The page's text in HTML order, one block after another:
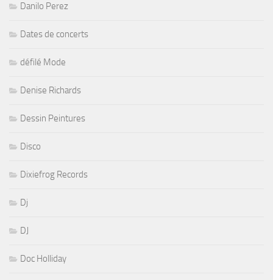
Danilo Perez
Dates de concerts
défilé Mode
Denise Richards
Dessin Peintures
Disco
Dixiefrog Records
Dj
DJ
Doc Holliday